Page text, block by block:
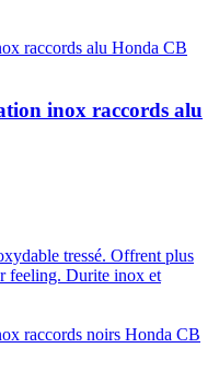
inox raccords alu
tressé. Offrent plus
feeling. Durite inox et